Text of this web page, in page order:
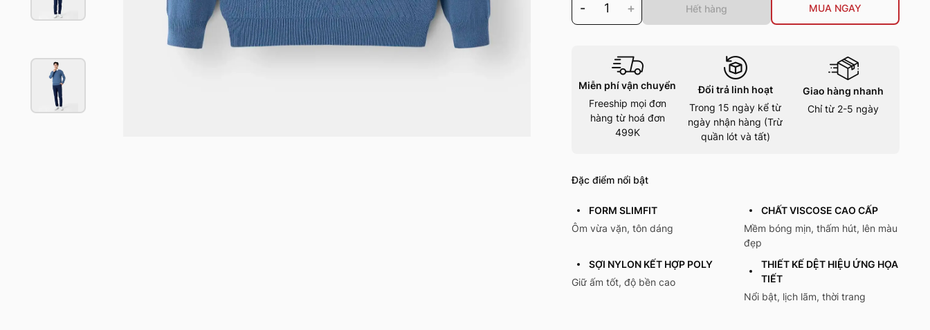
- 1 + Hết hàng MUA NGAY
Miễn phí vận chuyển
Freeship mọi đơn
hàng từ hoá đơn
499K
Đổi trả linh hoạt
Trong 15 ngày kể từ
ngày nhận hàng (Trừ
quần lót và tất)
Giao hàng nhanh
Chỉ từ 2-5 ngày
Đặc điểm nổi bật
FORM SLIMFIT
Ôm vừa vặn, tôn dáng
CHẤT VISCOSE CAO CẤP
Mềm bóng mịn, thấm hút, lên màu
đẹp
SỢI NYLON KẾT HỢP POLY
Giữ ấm tốt, độ bền cao
THIẾT KẾ DỆT HIỆU ỨNG HỌA
TIẾT
Nổi bật, lịch lãm, thời trang